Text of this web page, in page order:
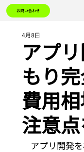
お問い合わせ
アプ
もり
費用
注意
4月8日
アプリ開発